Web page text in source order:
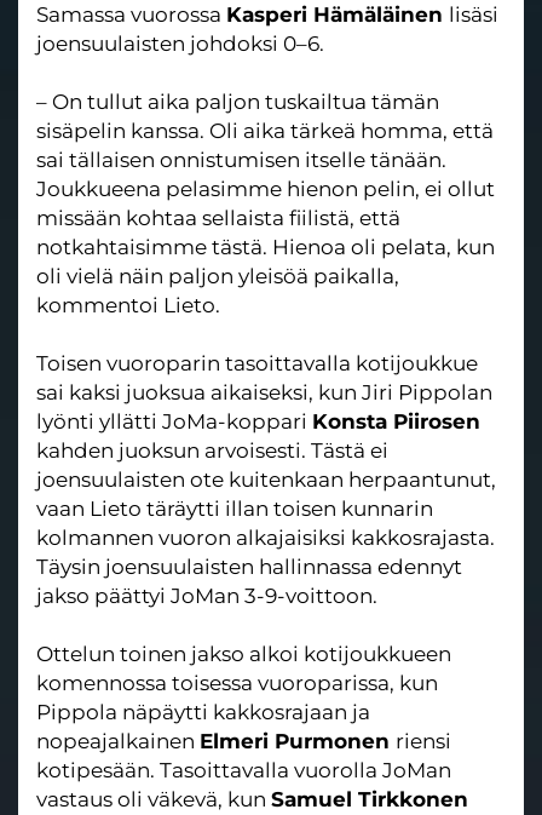
Samassa vuorossa Kasperi Hämäläinen lisäsi
joensuulaisten johdoksi 0–6.
– On tullut aika paljon tuskailtua tämän
sisäpelin kanssa. Oli aika tärkeä homma, että
sai tällaisen onnistumisen itselle tänään.
Joukkueena pelasimme hienon pelin, ei ollut
missään kohtaa sellaista fiilistä, että
notkahtaisimme tästä. Hienoa oli pelata, kun
oli vielä näin paljon yleisöä paikalla,
kommentoi Lieto.
Toisen vuoroparin tasoittavalla kotijoukkue
sai kaksi juoksua aikaiseksi, kun Jiri Pippolan
lyönti yllätti JoMa-koppari Konsta Piirosen
kahden juoksun arvoisesti. Tästä ei
joensuulaisten ote kuitenkaan herpaantunut,
vaan Lieto täräytti illan toisen kunnarin
kolmannen vuoron alkajaisiksi kakkosrajasta.
Täysin joensuulaisten hallinnassa edennyt
jakso päättyi JoMan 3-9-voittoon.
Ottelun toinen jakso alkoi kotijoukkueen
komennossa toisessa vuoroparissa, kun
Pippola näpäytti kakkosrajaan ja
nopeajalkainen Elmeri Purmonen riensi
kotipesään. Tasoittavalla vuorolla JoMan
vastaus oli väkevä, kun Samuel Tirkkonen